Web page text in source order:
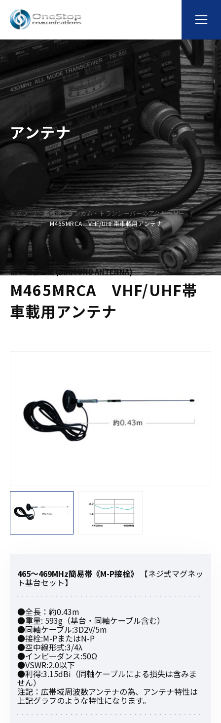
アンテナ
トップ
無線機・インカム・トランシーバーのアクセサリー
アンテナ
M465MRCA VHF/UHF帯車載用アンテナ
第一電波工業 (DIAMOND ANTENNA)
M465MRCA VHF/UHF帯
車載用アンテナ
465〜469MHz簡易帯《M-P接栓》 【ネジ式マグネッ
ト基台セット】
●全長：約0.43m
●重量: 593g（基台・同軸ケーブル含む）
●同軸ケーブル:3D2V/5m
●接栓:M-PまたはN-P
●空中線形式:3/4λ
●インピーダンス:50Ω
●VSWR:2.0以下
●利得:3.15dBi（同軸ケーブルによる損失は含みま
せん）
注記：広帯域周波数アンテナの為、アンテナ特性は
上記グラフのような特性になります。